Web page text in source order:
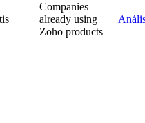
Companies
already using
Zoho products